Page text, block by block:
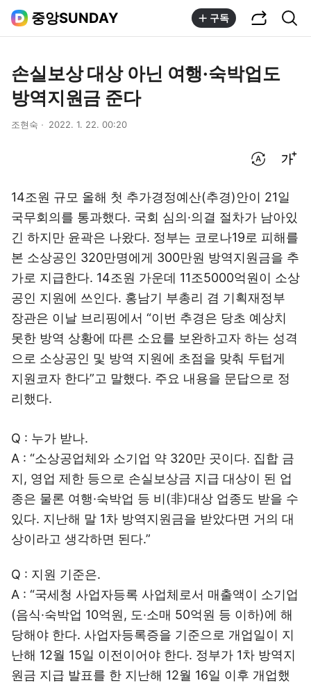
중앙SUNDAY 구독
손실보상 대상 아닌 여행·숙박업도
방역지원금 준다
조현숙 2022. 1. 22. 00:20
14조원 규모 올해 첫 추가경정예산(추경)안이 21일
국무회의를 통과했다. 국회 심의·의결 절차가 남아있
긴 하지만 윤곽은 나왔다. 정부는 코로나19로 피해를
본 소상공인 320만명에게 300만원 방역지원금을 추
가로 지급한다. 14조원 가운데 11조5000억원이 소상
공인 지원에 쓰인다. 홍남기 부총리 겸 기획재정부
장관은 이날 브리핑에서 “이번 추경은 당초 예상치
못한 방역 상황에 따른 소요를 보완하고자 하는 성격
으로 소상공인 및 방역 지원에 초점을 맞춰 두텁게
지원코자 한다”고 말했다. 주요 내용을 문답으로 정
리했다.
Q : 누가 받나.
A : “소상공업체와 소기업 약 320만 곳이다. 집합 금
지, 영업 제한 등으로 손실보상금 지급 대상이 된 업
종은 물론 여행·숙박업 등 비(非)대상 업종도 받을 수
있다. 지난해 말 1차 방역지원금을 받았다면 거의 대
상이라고 생각하면 된다.”
Q : 지원 기준은.
A : “국세청 사업자등록 사업체로서 매출액이 소기업
(음식·숙박업 10억원, 도·소매 50억원 등 이하)에 해
당해야 한다. 사업자등록증을 기준으로 개업일이 지
난해 12월 15일 이전이어야 한다. 정부가 1차 방역지
원금 지급 발표를 한 지난해 12월 16일 이후 개업했